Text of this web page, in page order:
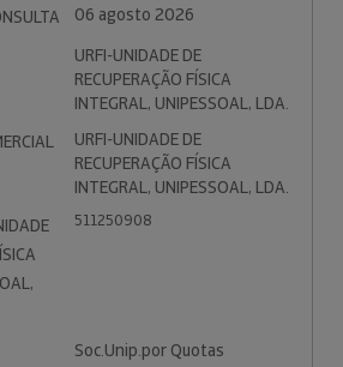
06 agosto 2026
URFI-UNIDADE DE
RECUPERAÇÃO FÍSICA
INTEGRAL, UNIPESSOAL, LDA.
URFI-UNIDADE DE
RECUPERAÇÃO FÍSICA
INTEGRAL, UNIPESSOAL, LDA.
511250908
Soc.Unip.por Quotas